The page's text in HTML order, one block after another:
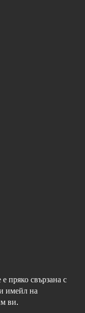
пряко свързана с
имейл на
ви.